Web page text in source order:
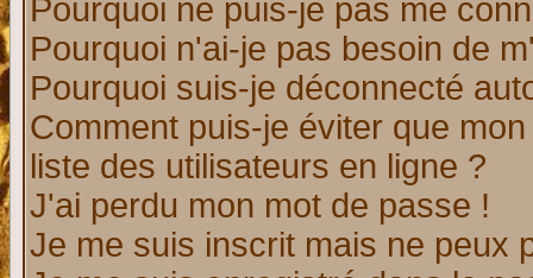
Pourquoi ne puis-je pas me
Pourquoi n'ai-je pas besoin de
Pourquoi suis-je déconnecté
Comment puis-je éviter que
liste des utilisateurs en ligne ?
J'ai perdu mon mot de passe !
Je me suis inscrit mais ne peux